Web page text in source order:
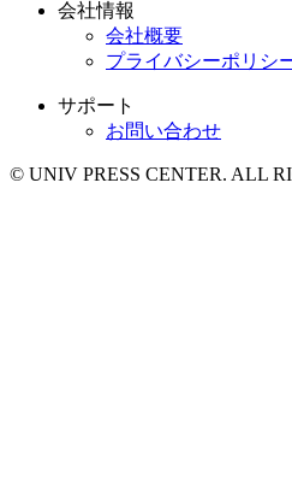
会社情報
会社概要
プライバシーポリシ
サポート
お問い合わせ
© UNIV PRESS CENTER. ALL